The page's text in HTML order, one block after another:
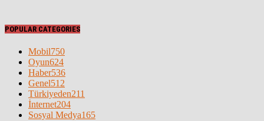
POPULAR CATEGORIES
Mobil750
Oyun624
Haber536
Genel512
Türkiyeden211
İnternet204
Sosyal Medya165